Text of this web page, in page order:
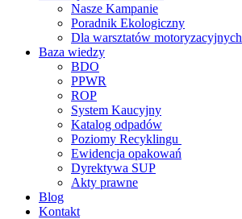
Nasze Kampanie
Poradnik Ekologiczny
Dla warsztatów motoryzacyjnych
Baza wiedzy
BDO
PPWR
ROP
System Kaucyjny
Katalog odpadów
Poziomy Recyklingu
Ewidencja opakowań
Dyrektywa SUP
Akty prawne
Blog
Kontakt